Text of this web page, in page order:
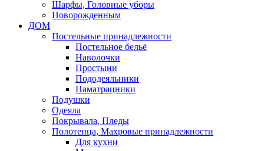
Шарфы, Головные уборы
Новорожденным
ДОМ
Постельные принадлежности
Постельное бельё
Наволочки
Простыни
Пододеяльники
Наматрацники
Подушки
Одеяла
Покрывала, Пледы
Полотенца, Махровые принадлежности
Для кухни